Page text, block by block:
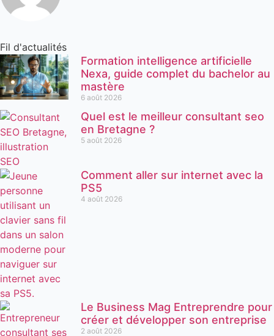
Fil d'actualités
Formation intelligence artificielle
Nexa, guide complet du bachelor au
mastère
6 août 2026
Quel est le meilleur consultant seo
en Bretagne ?
5 août 2026
Comment aller sur internet avec la
PS5
4 août 2026
Le Business Mag Entreprendre pour
créer et développer son entreprise
2 août 2026